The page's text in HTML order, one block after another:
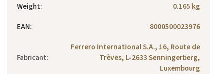
Weight:
0.165 kg
EAN: 8000500023976
Fabricant:
Ferrero International S.A., 16, Route de
Trèves, L-2633 Senningerberg,
Luxembourg